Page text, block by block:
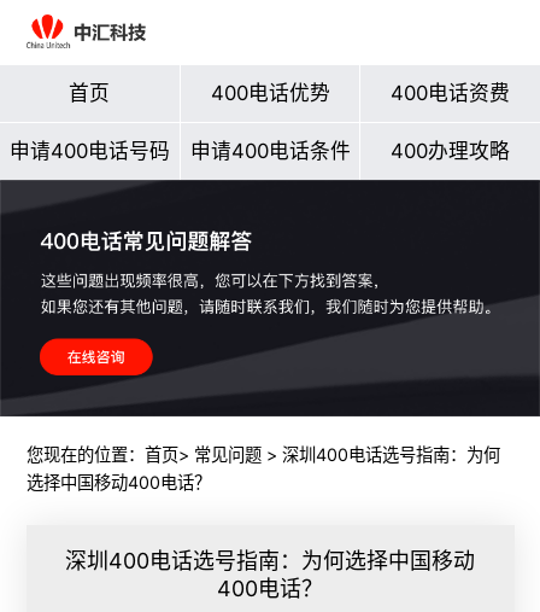
首页 400电话优势 400电话资费
申请400电话号码 申请400电话条件 400办理攻略
您现在的位置： 首页> 常见问题> 深圳400电话选号指南：为何
选择中国移动400电话？
深圳400电话选号指南：为何选择中国移动
400电话？